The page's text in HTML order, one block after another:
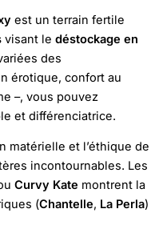
est un terrain fertile
visant le déstockage en
des
érotique, confort au
–, vous pouvez
et différenciatrice.
matérielle et l’éthique de
incontournables. Les
Curvy Kate montrent la
(Chantelle, La Perla)